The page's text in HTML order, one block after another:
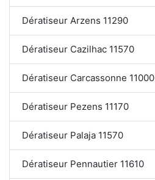
Dératiseur Arzens 11290
Dératiseur Cazilhac 11570
Dératiseur Carcassonne 11000
Dératiseur Pezens 11170
Dératiseur Palaja 11570
Dératiseur Pennautier 11610